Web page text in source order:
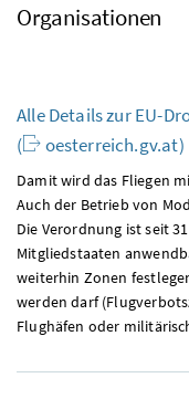
Organisationen
Alle Details zur EU-
(
oesterreich.gv.at)
Damit wird das Fliegen
Auch der Betrieb von
Die Verordnung ist seit
Mitgliedstaaten
weiterhin Zonen
werden darf
Flughäfen oder